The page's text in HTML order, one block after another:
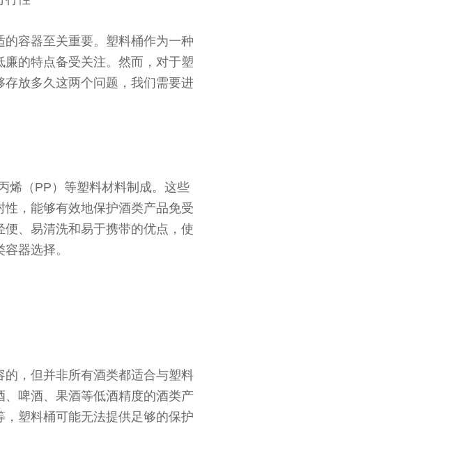
容器至关重要。塑料桶作为一种
的特点备受关注。然而，对于塑
放多久这两个问题，我们需要进
烯（PP）等塑料材料制成。这些
，能够有效地保护酒类产品免受
、易清洗和易于携带的优点，使
器选择。
，但并非所有酒类都适合与塑料
啤酒、果酒等低酒精度的酒类产
塑料桶可能无法提供足够的保护